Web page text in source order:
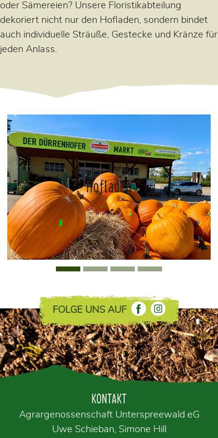
oder Sämereien? Unsere Floristikabteilung
dekoriert nicht nur den Hofladen, sondern bindet
auch individuelle Sträuße, Gestecke und Kränze für
jeden Anlass.
Hofladen
FOLGE UNS AUF
KONTAKT
Agrargenossenschaft Unterspreewald eG
Uwe Schieban, Simone Hill